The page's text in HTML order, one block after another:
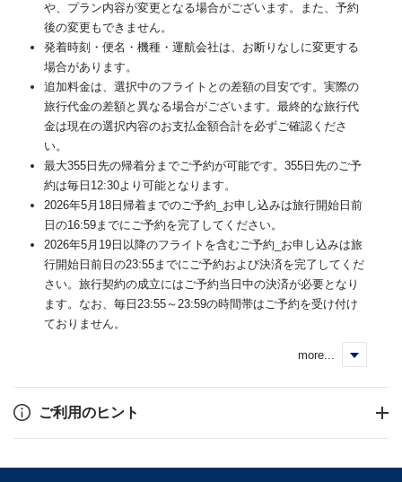
や、プラン内容が変更となる場合がございます。また、予約
後の変更もできません。
発着時刻・便名・機種・運航会社は、お断りなしに変更する
場合があります。
追加料金は、選択中のフライトとの差額の目安です。実際の
旅行代金の差額と異なる場合がございます。最終的な旅行代
金は現在の選択内容のお支払金額合計を必ずご確認くださ
い。
最大355日先の帰着分までご予約が可能です。355日先のご予
約は毎日12:30より可能となります。
2026年5月18日帰着までのご予約_お申し込みは旅行開始日前
日の16:59までにご予約を完了してください。
2026年5月19日以降のフライトを含むご予約_お申し込みは旅
行開始日前日の23:55までにご予約および決済を完了してくだ
さい。旅行契約の成立にはご予約当日中の決済が必要となり
ます。なお、毎日23:55～23:59の時間帯はご予約を受け付け
ておりません。
more...
ご利用のヒント